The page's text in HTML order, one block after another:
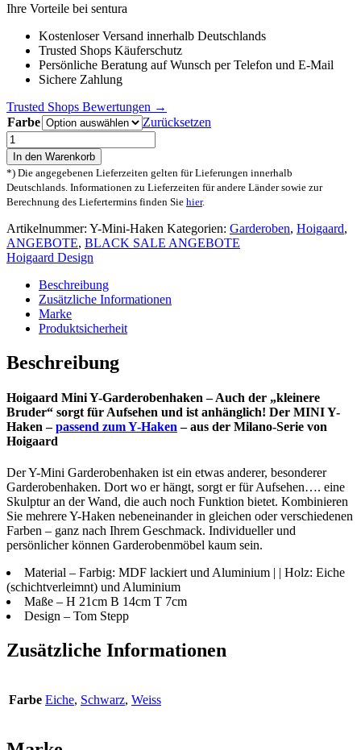
Ihre Vorteile bei sentura
Kostenloser Versand innerhalb Deutschlands
Trusted Shops Käuferschutz
Persönliche Beratung auf Wunsch per Telefon und E-Mail
Sichere Zahlung
Trusted Shops Bewertungen →
Farbe
Zurücksetzen
Hoigaard
Mini
Y-
Garderobenhaken
Menge
In den Warenkorb
*) Die angegebenen Lieferzeiten gelten für Lieferungen innerhalb
Deutschlands. Informationen zu Lieferzeiten für andere Länder sowie zur
Berechnung des Liefertermins finden Sie hier.
Artikelnummer: Y-Mini-Haken Kategorien: Garderoben, Hoigaard,
ANGEBOTE, BLACK SALE ANGEBOTE
Hoigaard Design
Beschreibung
Zusätzliche Informationen
Marke
Produktsicherheit
Beschreibung
Hoigaard Mini Y-Garderobenhaken – Auch der „kleinere
Bruder“ sorgt für Aufsehen und ist anhänglich! Der MINI Y-
Haken –passend zum Y-Haken – aus der Milano-Serie von
Hoigaard
Der Y-Mini Garderobenhaken ist ein etwas anderer, besonderer
Garderobenhaken. Dort wo er hängt, sorgt er für Aufsehen…. eine
Skulptur an der Wand, die auch noch Funktion bietet. Kombinieren
Sie mehrere Y-Haken nebeneinander in gleichen oder verschiedenen
Farben – ganz nach Ihrem Geschmack. Individueller und
persönlicher können Garderobenmöbel kaum sein.
Material – Farbig: MDF lackiert und Aluminium | | Holz: Eiche
(schichtverleimnt) und Aluminium
Maße – H 21cm B 14cm T 7cm
Design – Tom Stepp
Zusätzliche Informationen
Farbe Eiche, Schwarz, Weiss